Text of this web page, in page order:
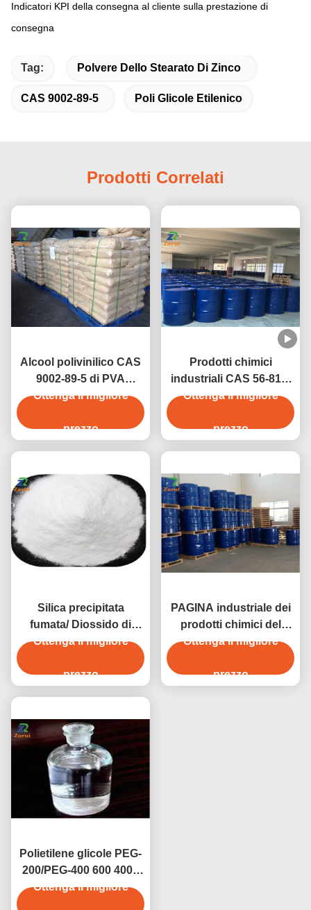
Indicatori KPI della consegna al cliente sulla prestazione di
consegna
Tag: Polvere Dello Stearato Di Zinco
CAS 9002-89-5 Poli Glicole Etilenico
Prodotti Correlati
Alcool polivinilico CAS
9002-89-5 di PVA
1788/PVA 2488/PVA
Ottenga il migliore
prezzo
Prodotti chimici
industriali CAS 56-81-5
del grado del glicerolo
Ottenga il migliore
prezzo
Silica precipitata
fumata/ Diossido di
silicio/ SiO2
86-9 E551
Ottenga il migliore
prezzo
PAGINA industriale dei
prodotti chimici del
grado del glicol di
l'epossiresina CAS 57-
Ottenga il migliore
prezzo
Polietilene glicole PEG-
200/PEG-400 600 4000
6000 8000 CAS 25322-
Ottenga il migliore